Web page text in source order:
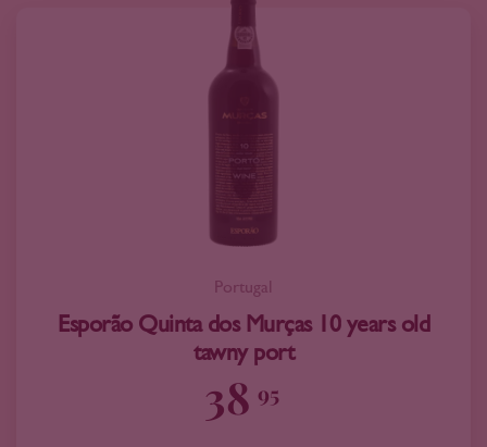
Portugal
Esporão Quinta dos Murças 10 years old
tawny port
38 95